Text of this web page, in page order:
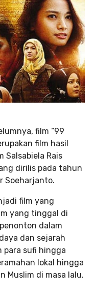
film “99
film hasil
Salsabiela Rais
dirilis pada tahun
Soeharjanto.
film yang
yang tinggal di
dalam
dan sejarah
para sufi hingga
lokal hingga
Muslim di masa lalu.